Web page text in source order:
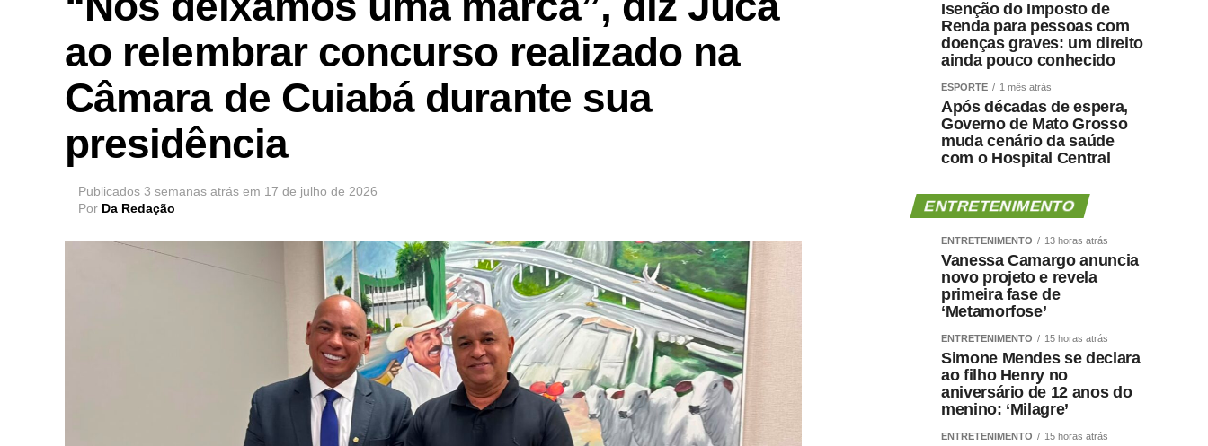
ao relembrar concurso realizado na
Câmara de Cuiabá durante sua
presidência
Publicados 3 semanas atrás em 17 de julho de 2026
Por Da Redação
Isenção do Imposto de
Renda para pessoas com
doenças graves: um direito
ainda pouco conhecido
ESPORTE 1 mês atrás
Após décadas de espera,
Governo de Mato Grosso
muda cenário da saúde
com o Hospital Central
ENTRETENIMENTO
ENTRETENIMENTO 13 horas atrás
Vanessa Camargo anuncia
novo projeto e revela
primeira fase de
‘Metamorfose’
ENTRETENIMENTO 15 horas atrás
Simone Mendes se declara
ao filho Henry no
aniversário de 12 anos do
menino: ‘Milagre’
ENTRETENIMENTO 15 horas atrás